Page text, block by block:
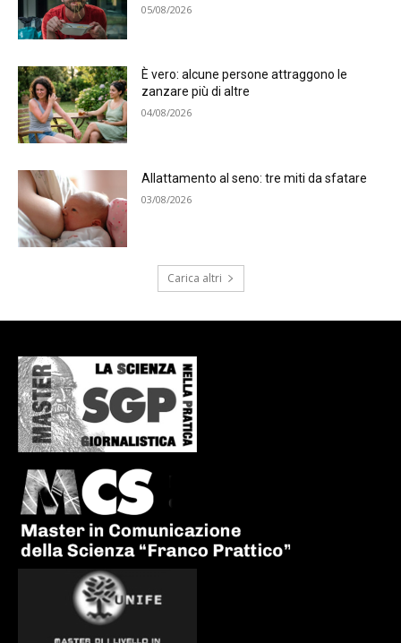
05/08/2026
È vero: alcune persone attraggono le
zanzare più di altre
04/08/2026
Allattamento al seno: tre miti da sfatare
03/08/2026
Carica altri